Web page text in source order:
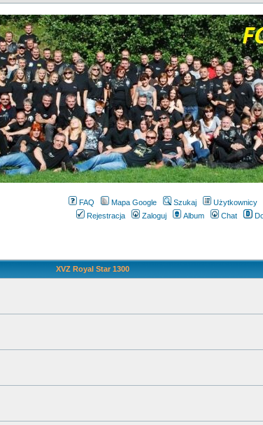
FAQ Mapa Google Szukaj Użytkownicy
Rejestracja
Zaloguj Album Chat
XVZ Royal Star 1300